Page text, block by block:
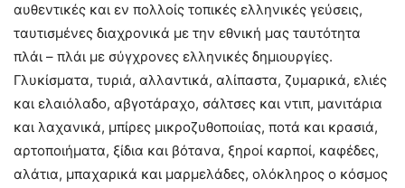
αυθεντικές και εν πολλοίς τοπικές ελληνικές γεύσεις,
ταυτισμένες διαχρονικά με την εθνική μας ταυτότητα
πλάι – πλάι με σύγχρονες ελληνικές δημιουργίες.
Γλυκίσματα, τυριά, αλλαντικά, αλίπαστα, ζυμαρικά, ελιές
και ελαιόλαδο, αβγοτάραχο, σάλτσες και ντιπ, μανιτάρια
και λαχανικά, μπίρες μικροζυθοποιίας, ποτά και κρασιά,
αρτοποιήματα, ξίδια και βότανα, ξηροί καρποί, καφέδες,
αλάτια, μπαχαρικά και μαρμελάδες, ολόκληρος ο κόσμος